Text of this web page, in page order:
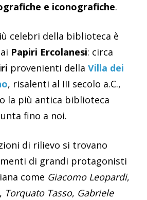
e iconografiche.
celebri della biblioteca è
Papiri Ercolanesi: circa
provenienti della Villa dei
, risalenti al III secolo a.C.,
la più antica biblioteca
fino a noi.
di rilievo si trovano
di grandi protagonisti
come Giacomo Leopardi,
, Torquato Tasso, Gabriele